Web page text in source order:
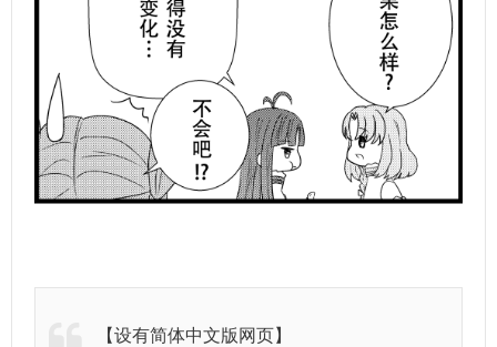
【设有简体中文版网页】